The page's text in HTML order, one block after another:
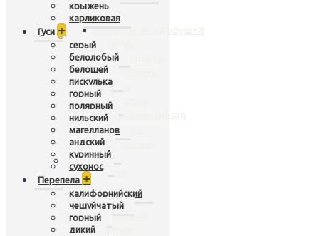
нырок
касатка
широконоска
шилохвость
кряква
гривистая
рыжая свистящая
крыжень
карликовая
Гуси
+
серый
белолобый
белошей
пискулька
горный
крыжень
карликовая
Гуси +
серый
белолобый
белошей
пискулька
горный
полярный
нильский
магелланов
андский
куринный
сухонос
Перепела +
калифорнийский
чешуйчатый
горный
дикий